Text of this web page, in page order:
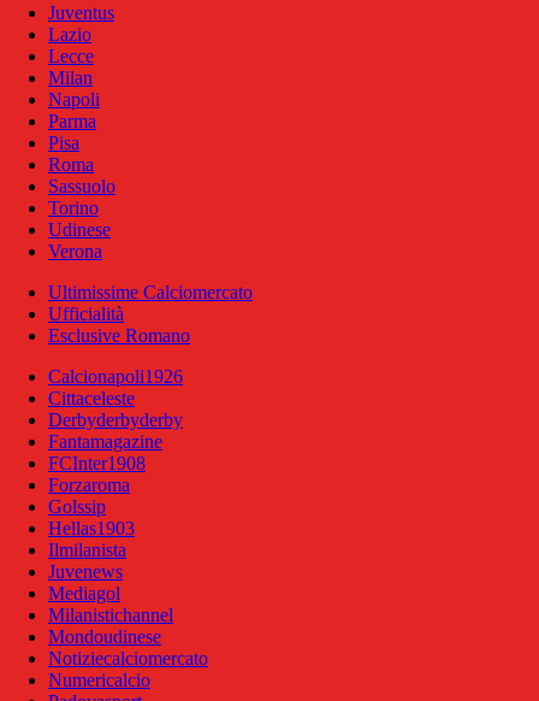
Juventus
Lazio
Lecce
Milan
Napoli
Parma
Pisa
Roma
Sassuolo
Torino
Udinese
Verona
Ultimissime Calciomercato
Ufficialità
Esclusive Romano
Calcionapoli1926
Cittaceleste
Derbyderbyderby
Fantamagazine
FCInter1908
Forzaroma
Golssip
Hellas1903
Ilmilanista
Juvenews
Mediagol
Milanistichannel
Mondoudinese
Notiziecalciomercato
Numericalcio